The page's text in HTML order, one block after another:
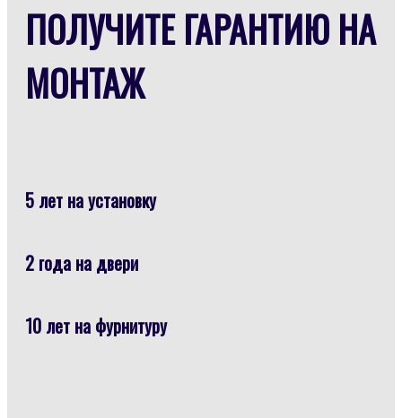
ПОЛУЧИТЕ ГАРАНТИЮ НА
МОНТАЖ
5 лет на установку
2 года на двери
10 лет на фурнитуру